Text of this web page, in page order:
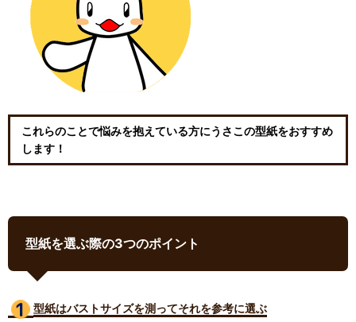
これらのことで悩みを抱えている方にうさこの型紙をおすすめ
します！
型紙を選ぶ際の3つのポイント
型紙はバストサイズを測ってそれを参考に選ぶ